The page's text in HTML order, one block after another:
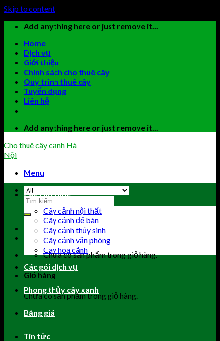
Skip to content
Add anything here or just remove it...
Home
Dịch vụ
Giới thiệu
Chính sách cho thuê cây
Quy trình thuê cây
Tuyển dụng
Liên hệ
Add anything here or just remove it...
Cho thuê cây cảnh Hà
Nội
Menu
Chưa có sản phẩm trong giỏ hàng.
Giỏ hàng
Chưa có sản phẩm trong giỏ hàng.
Cây cho thuê
Cây cảnh nội thất
Cây cảnh để bàn
Cây cảnh thủy sinh
Cây cảnh văn phòng
Cây hoa cảnh
Các gói dịch vụ
Phong thủy cây xanh
Bảng giá
Tin tức